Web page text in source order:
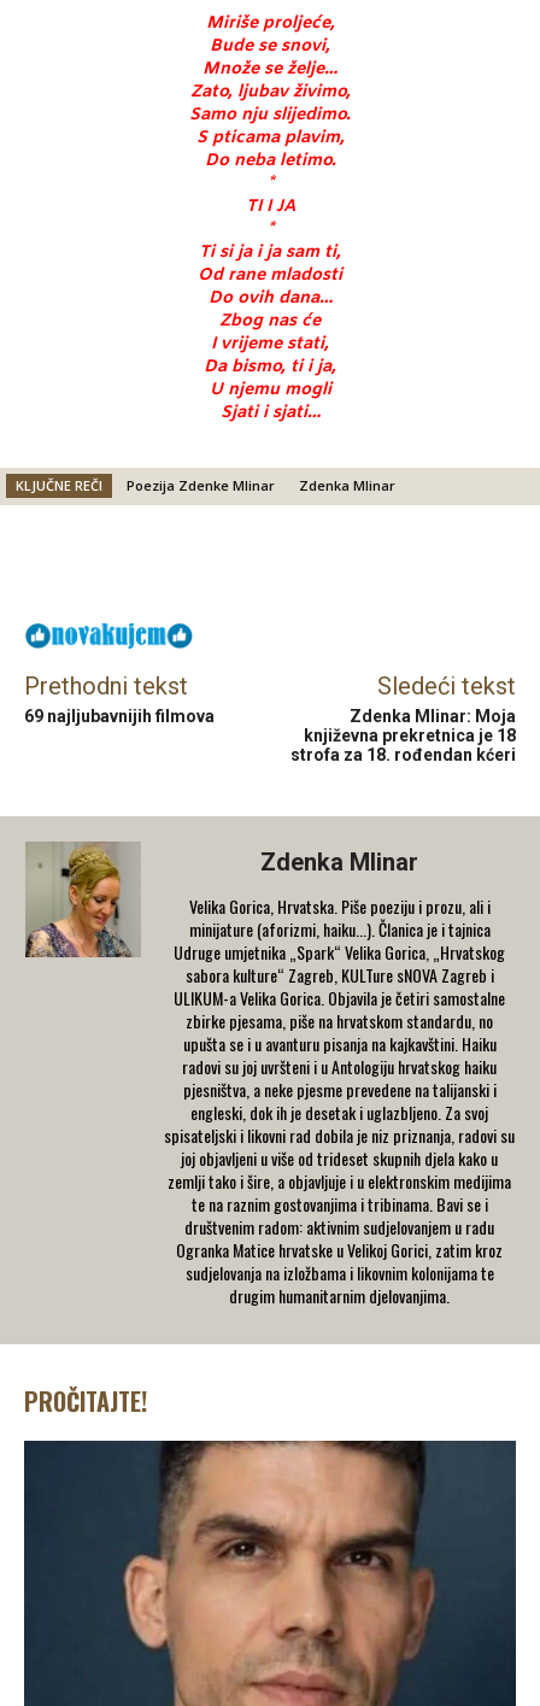
Miriše proljeće,
Bude se snovi,
Množe se želje…
Zato, ljubav živimo,
Samo nju slijedimo.
S pticama plavim,
Do neba letimo.
*
TI I JA
*
Ti si ja i ja sam ti,
Od rane mladosti
Do ovih dana…
Zbog nas će
I vrijeme stati,
Da bismo, ti i ja,
U njemu mogli
Sjati i sjati…
KLJUČNE REČI Poezija Zdenke Mlinar Zdenka Mlinar
Prethodni tekst
69 najljubavnijih filmova
Sledeći tekst
Zdenka Mlinar: Moja
književna prekretnica je 18
strofa za 18. rođendan kćeri
Zdenka Mlinar
Velika Gorica, Hrvatska. Piše poeziju i prozu, ali i
minijature (aforizmi, haiku...). Članica je i tajnica
Udruge umjetnika „Spark“ Velika Gorica, „Hrvatskog
sabora kulture“ Zagreb, KULTure sNOVA Zagreb i
ULIKUM-a Velika Gorica. Objavila je četiri samostalne
zbirke pjesama, piše na hrvatskom standardu, no
upušta se i u avanturu pisanja na kajkavštini. Haiku
radovi su joj uvršteni i u Antologiju hrvatskog haiku
pjesništva, a neke pjesme prevedene na talijanski i
engleski, dok ih je desetak i uglazbljeno. Za svoj
spisateljski i likovni rad dobila je niz priznanja, radovi su
joj objavljeni u više od trideset skupnih djela kako u
zemlji tako i šire, a objavljuje i u elektronskim medijima
te na raznim gostovanjima i tribinama. Bavi se i
društvenim radom: aktivnim sudjelovanjem u radu
Ogranka Matice hrvatske u Velikoj Gorici, zatim kroz
sudjelovanja na izložbama i likovnim kolonijama te
drugim humanitarnim djelovanjima.
PROČITAJTE!